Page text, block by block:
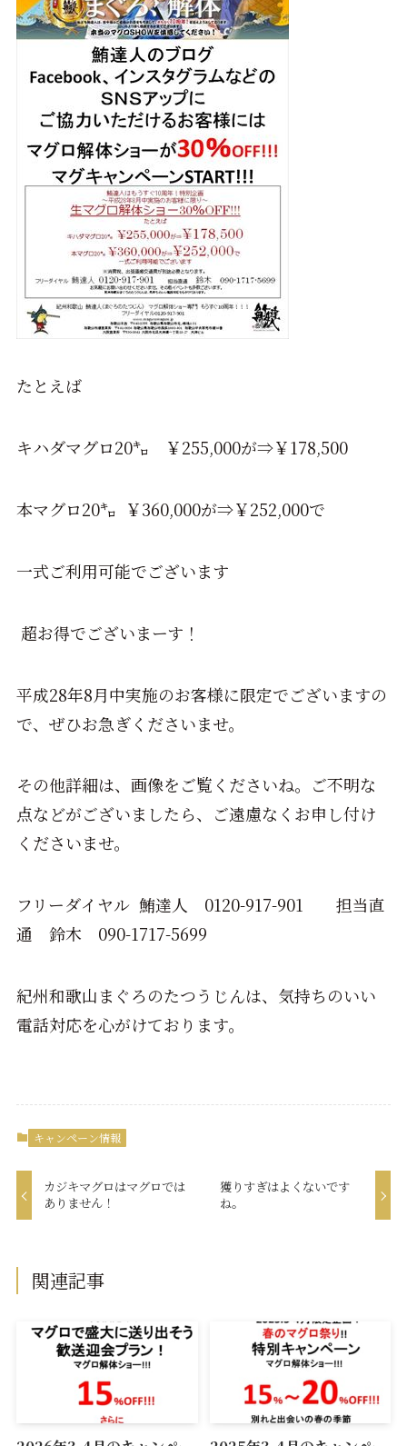
たとえば
キハダマグロ20㌔ ￥255,000が⇒￥178,500
本マグロ20㌔ ￥360,000が⇒￥252,000で
一式ご利用可能でございます
超お得でございまーす！
平成28年8月中実施のお客様に限定でございますの
で、ぜひお急ぎくださいませ。
その他詳細は、画像をご覧くださいね。ご不明な
点などがございましたら、ご遠慮なくお申し付け
くださいませ。
フリーダイヤル 鮪達人 0120-917-901 担当直
通 鈴木 090-1717-5699
紀州和歌山まぐろのたつうじんは、気持ちのいい
電話対応を心がけております。
キャンペーン情報
カジキマグロはマグロでは
ありません！
獲りすぎはよくないです
ね。
関連記事